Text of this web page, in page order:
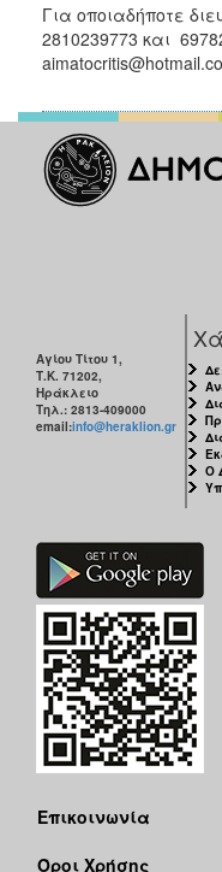
Για οποιαδήποτε
2810239773 και
Αγίου Τίτου 1,
Τ.Κ. 71202,
Ηράκλειο
Τηλ.: 2813-409000
email:info@heraklion.gr
Ο
Επικοινωνία
Όροι Χρήσης